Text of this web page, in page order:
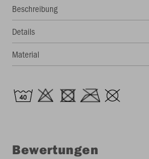
Beschreibung
Details
Material
Bewertungen